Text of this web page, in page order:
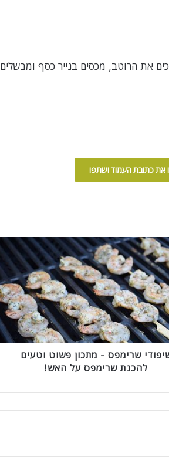
את הרוטב, מכסים בנייר כסף ומבשלים
את כתובת העמוד ושתפו
שרימפס - מתכון פשוט וטעים
להכנת שרימפס על האש!